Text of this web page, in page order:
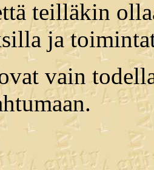
teilläkin
ja
vain